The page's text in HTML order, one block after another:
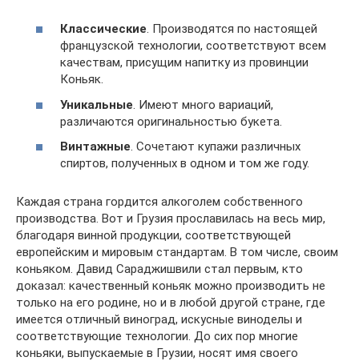
Классические. Производятся по настоящей
французской технологии, соответствуют всем
качествам, присущим напитку из провинции
Коньяк.
Уникальные . Имеют много вариаций,
различаются оригинальностью букета.
Винтажные. Сочетают купажи различных
спиртов, полученных в одном и том же году.
Каждая страна гордится алкоголем собственного
производства. Вот и Грузия прославилась на весь мир,
благодаря винной продукции, соответствующей
европейским и мировым стандартам. В том числе, своим
коньяком. Давид Сараджишвили стал первым, кто
доказал: качественный коньяк можно производить не
только на его родине, но и в любой другой стране, где
имеется отличный виноград, искусные виноделы и
соответствующие технологии. До сих пор многие
коньяки, выпускаемые в Грузии, носят имя своего